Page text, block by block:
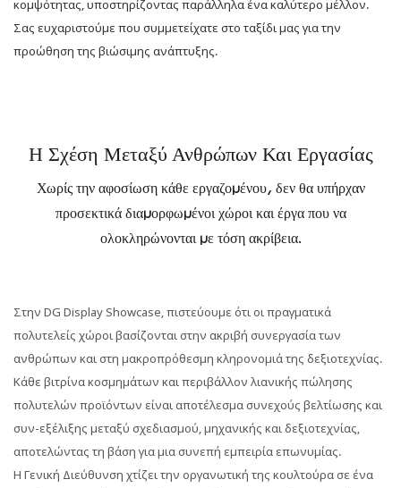
κομψότητας, υποστηρίζοντας παράλληλα ένα καλύτερο μέλλον.
Σας ευχαριστούμε που συμμετείχατε στο ταξίδι μας για την
προώθηση της βιώσιμης ανάπτυξης.
Η Σχέση Μεταξύ Ανθρώπων Και Εργασίας
Χωρίς την αφοσίωση κάθε εργαζομένου, δεν θα υπήρχαν
προσεκτικά διαμορφωμένοι χώροι και έργα που να
ολοκληρώνονται με τόση ακρίβεια.
Στην DG Display Showcase, πιστεύουμε ότι οι πραγματικά
πολυτελείς χώροι βασίζονται στην ακριβή συνεργασία των
ανθρώπων και στη μακροπρόθεσμη κληρονομιά της δεξιοτεχνίας.
Κάθε βιτρίνα κοσμημάτων και περιβάλλον λιανικής πώλησης
πολυτελών προϊόντων είναι αποτέλεσμα συνεχούς βελτίωσης και
συν-εξέλιξης μεταξύ σχεδιασμού, μηχανικής και δεξιοτεχνίας,
αποτελώντας τη βάση για μια συνεπή εμπειρία επωνυμίας.
Η Γενική Διεύθυνση χτίζει την οργανωτική της κουλτούρα σε ένα